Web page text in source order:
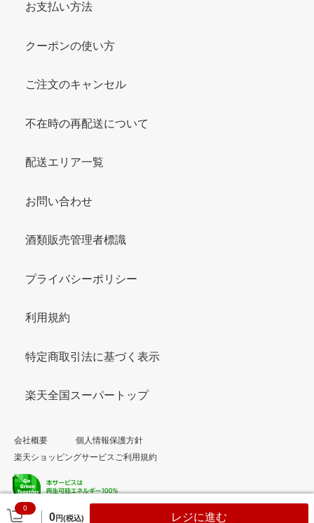
0
0円(税込) レジに進む
お支払い方法
クーポンの使い方
ご注文のキャンセル
不在時の再配送について
配送エリア一覧
お問い合わせ
酒類販売管理者標識
プライバシーポリシー
利用規約
特定商取引法に基づく表示
楽天全国スーパートップ
会社概要
個人情報保護方針
楽天ショッピングサービスご利用規約
© Rakuten Group, Inc.